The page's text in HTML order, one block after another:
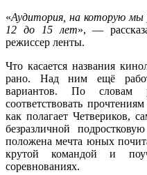
«Аудитория, на которую
12 до 15 лет», —
режиссер ленты.
Что касается названия
рано. Над ним ещё
вариантов. По словам
соответствовать
как полагает Четвериков,
безразличной
положена мечта юных
крутой командой и
соревнованиях.